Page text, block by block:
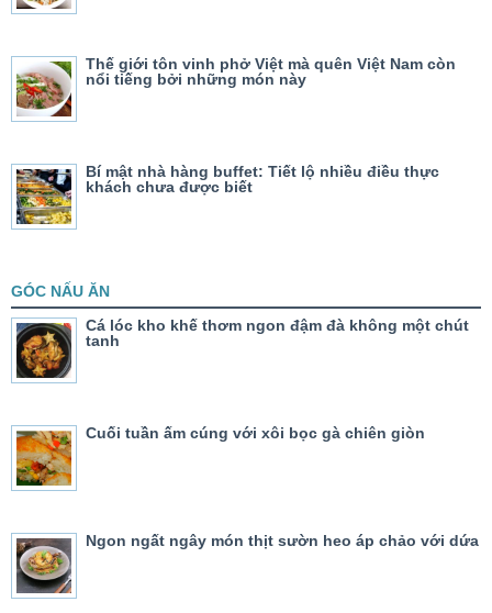
Thế giới tôn vinh phở Việt mà quên Việt Nam còn
nổi tiếng bởi những món này
Bí mật nhà hàng buffet: Tiết lộ nhiều điều thực
khách chưa được biết
GÓC NẤU ĂN
Cá lóc kho khế thơm ngon đậm đà không một chút
tanh
Cuối tuần ấm cúng với xôi bọc gà chiên giòn
Ngon ngất ngây món thịt sườn heo áp chảo với dứa